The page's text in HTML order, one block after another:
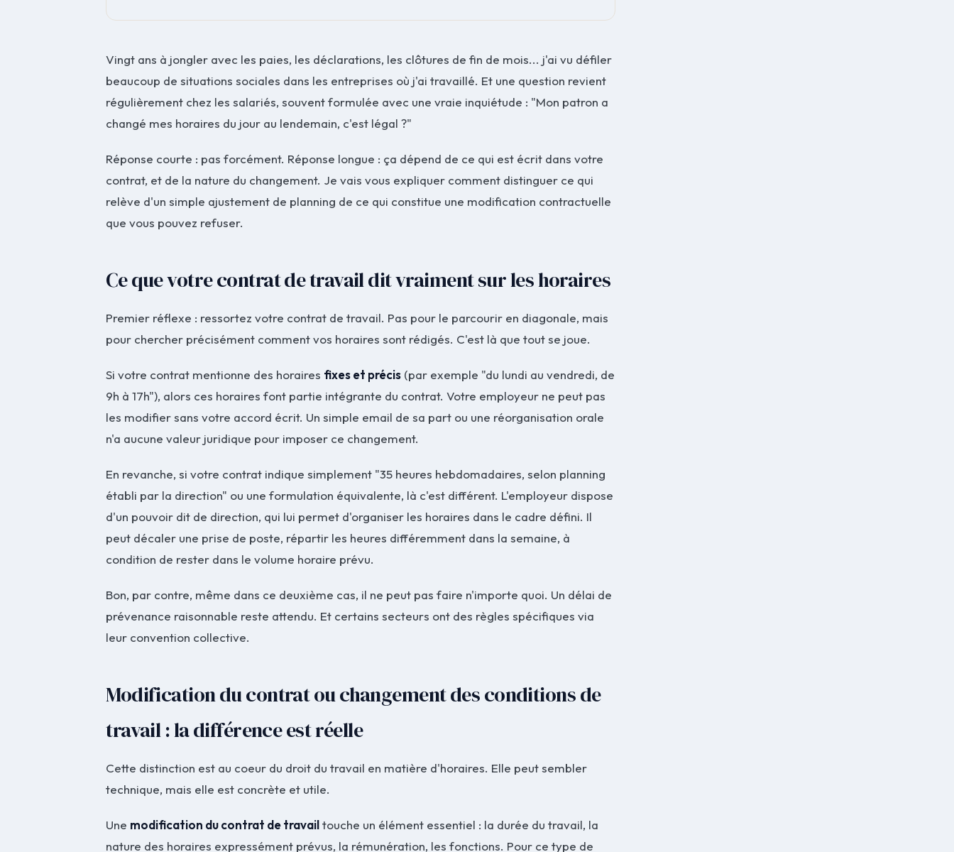
Vingt ans à jongler avec les paies, les déclarations, les clôtures de fin de mois... j'ai vu défiler
beaucoup de situations sociales dans les entreprises où j'ai travaillé. Et une question revient
régulièrement chez les salariés, souvent formulée avec une vraie inquiétude : "Mon patron a
changé mes horaires du jour au lendemain, c'est légal ?"
Réponse courte : pas forcément. Réponse longue : ça dépend de ce qui est écrit dans votre
contrat, et de la nature du changement. Je vais vous expliquer comment distinguer ce qui
relève d'un simple ajustement de planning de ce qui constitue une modification contractuelle
que vous pouvez refuser.
Ce que votre contrat de travail dit vraiment sur les horaires
Premier réflexe : ressortez votre contrat de travail. Pas pour le parcourir en diagonale, mais
pour chercher précisément comment vos horaires sont rédigés. C'est là que tout se joue.
Si votre contrat mentionne des horaires fixes et précis (par exemple "du lundi au vendredi, de
9h à 17h"), alors ces horaires font partie intégrante du contrat. Votre employeur ne peut pas
les modifier sans votre accord écrit. Un simple email de sa part ou une réorganisation orale
n'a aucune valeur juridique pour imposer ce changement.
En revanche, si votre contrat indique simplement "35 heures hebdomadaires, selon planning
établi par la direction" ou une formulation équivalente, là c'est différent. L'employeur dispose
d'un pouvoir dit de direction, qui lui permet d'organiser les horaires dans le cadre défini. Il
peut décaler une prise de poste, répartir les heures différemment dans la semaine, à
condition de rester dans le volume horaire prévu.
Bon, par contre, même dans ce deuxième cas, il ne peut pas faire n'importe quoi. Un délai de
prévenance raisonnable reste attendu. Et certains secteurs ont des règles spécifiques via
leur convention collective.
Modification du contrat ou changement des conditions de
travail : la différence est réelle
Cette distinction est au coeur du droit du travail en matière d'horaires. Elle peut sembler
technique, mais elle est concrète et utile.
Une modification du contrat de travailtouche un élément essentiel : la durée du travail, la
nature des horaires expressément prévus, la rémunération, les fonctions. Pour ce type de